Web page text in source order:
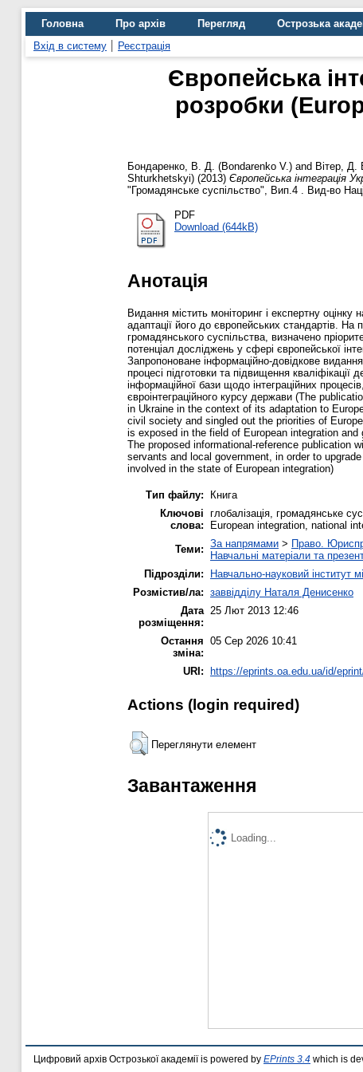
Головна Про архів Перегляд
Острозька
Вхід в систему
Реєстрація
Європейська
розробки
Бондаренко, В. Д. (Bondarenko V.) and Вітер, Д.
Shturkhetskyi) (2013) Європейська інтеграція
"Громадянське суспільство", Вип.4 . Вид-во
PDF
Download (644kB)
Анотація
Видання містить моніторинг і експертну
адаптації його до європейських стандартів. На
громадянського суспільства, визначено
потенціал досліджень у сфері європейської
Запропоноване інформаційно-довідкове
процесі підготовки та підвищення
інформаційної бази щодо інтеграційних
євроінтеграційного курсу держави (The
in Ukraine in the context of its adaptation to
civil society and singled out the priorities of
is exposed in the field of European integration
The proposed informational-reference publication
servants and local government, in order to
involved in the state of European integration)
Тип файлу:
Книга
Ключові
слова:
глобалізація, громадянське
European integration, national
Теми: За напрямами > Право.
Навчальні матеріали та
Підрозділи:
Навчально-науковий інститут
Розмістив/ла: заввідділу Наталя Денисенко
Дата
розміщення:
25 Лют 2013 12:46
Остання
зміна:
05 Сер 2026 10:41
URI: https://eprints.oa.edu.ua/id/
Actions (login required)
Переглянути елемент
Завантаження
Loading...
Цифровий архів Острозької академії is powered by EPrints 3.4 which is